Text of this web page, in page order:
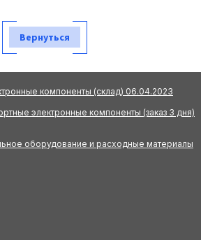
Вернуться
компоненты (склад) 06.04.2023
электронные компоненты (заказ 3 дня)
оборудование и расходные материалы